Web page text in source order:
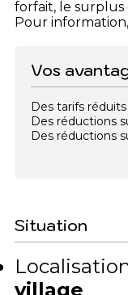
forfait, le surplus
Pour
Vos
Des tarifs
Des réductions
Des réductions
Situation
village